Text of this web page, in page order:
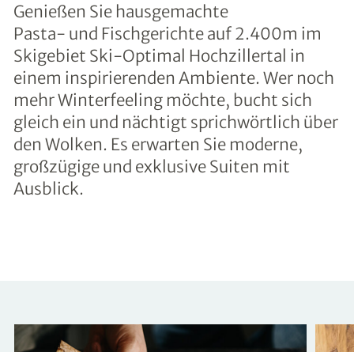
Genießen Sie hausgemachte
Pasta- und Fischgerichte auf 2.400m im
Skigebiet Ski-Optimal Hochzillertal in
einem inspirierenden Ambiente. Wer noch
mehr Winterfeeling möchte, bucht sich
gleich ein und nächtigt sprichwörtlich über
den Wolken. Es erwarten Sie moderne,
großzügige und exklusive Suiten mit
Ausblick.